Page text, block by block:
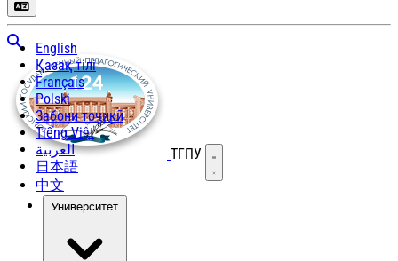
English
Қазақ тілі
Français
Polski
Забони тоҷикӣ
Tiếng Việt
العربية
日本語
中文
ТГПУ Открыть меню
Университет